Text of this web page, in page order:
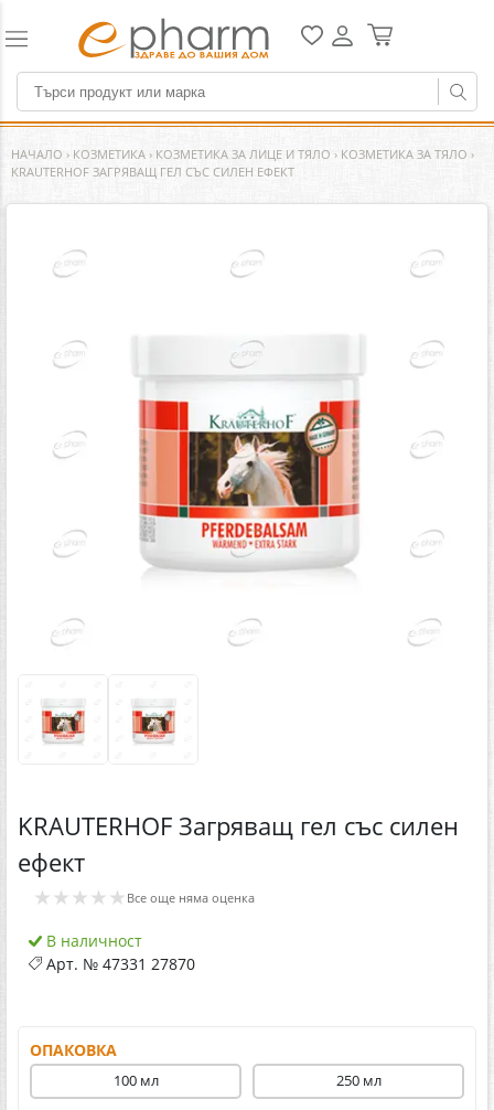
НАЧАЛО › КОЗМЕТИКА › КОЗМЕТИКА ЗА ЛИЦЕ И ТЯЛО › КОЗМЕТИКА ЗА ТЯЛО ›
KRAUTERHOF ЗАГРЯВАЩ ГЕЛ СЪС СИЛЕН ЕФЕКТ
KRAUTERHOF Загряващ гел със силен
ефект
★★★★★ Все още няма оценка
В наличност
Арт. № 47331 27870
ОПАКОВКА
100 мл 250 мл